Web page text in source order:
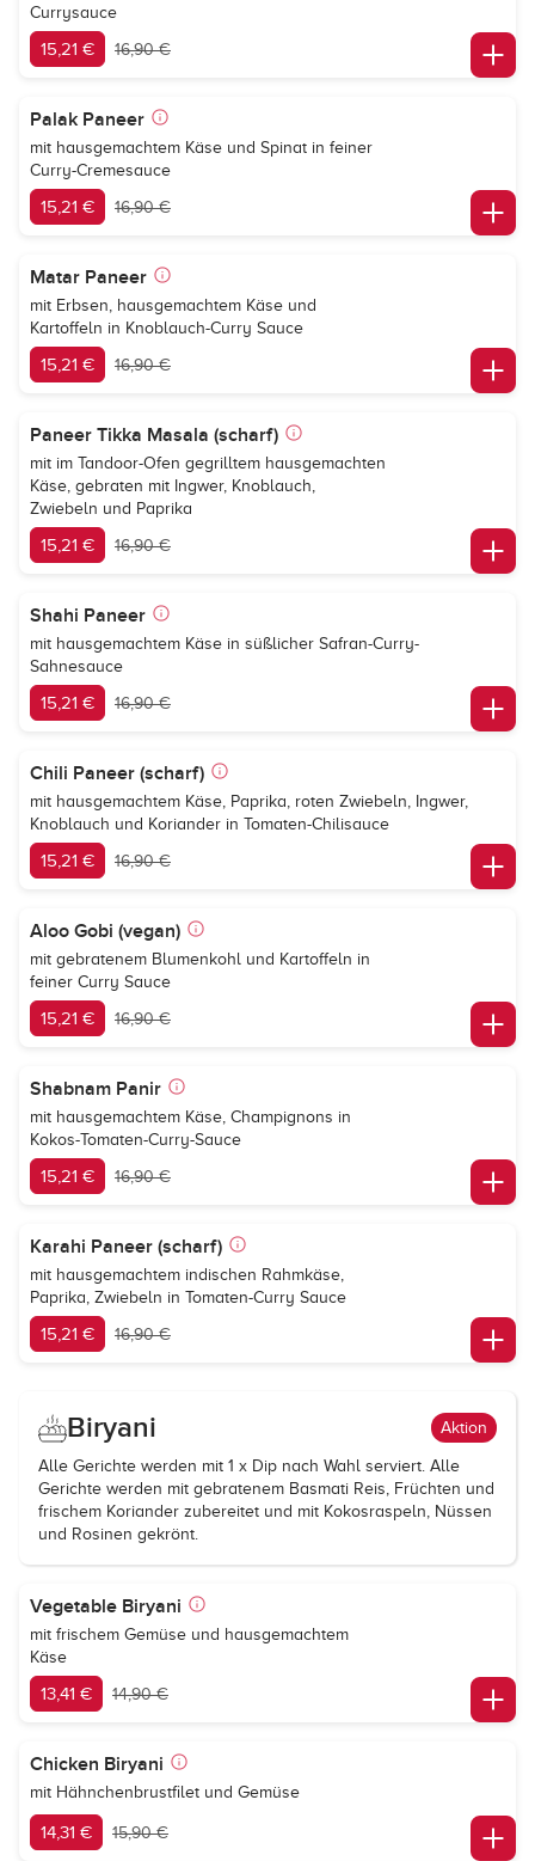
Currysauce
15,21 € 16,90 €
Palak Paneer
mit hausgemachtem Käse und Spinat in feiner
Curry-Cremesauce
15,21 € 16,90 €
Matar Paneer
mit Erbsen, hausgemachtem Käse und
Kartoffeln in Knoblauch-Curry Sauce
15,21 € 16,90 €
Paneer Tikka Masala (scharf)
mit im Tandoor-Ofen gegrilltem hausgemachten
Käse, gebraten mit Ingwer, Knoblauch,
Zwiebeln und Paprika
15,21 € 16,90 €
Shahi Paneer
mit hausgemachtem Käse in süßlicher Safran-Curry-
Sahnesauce
15,21 € 16,90 €
Chili Paneer (scharf)
mit hausgemachtem Käse, Paprika, roten Zwiebeln, Ingwer,
Knoblauch und Koriander in Tomaten-Chilisauce
15,21 € 16,90 €
Aloo Gobi (vegan)
mit gebratenem Blumenkohl und Kartoffeln in
feiner Curry Sauce
15,21 € 16,90 €
Shabnam Panir
mit hausgemachtem Käse, Champignons in
Kokos-Tomaten-Curry-Sauce
15,21 € 16,90 €
Karahi Paneer (scharf)
mit hausgemachtem indischen Rahmkäse,
Paprika, Zwiebeln in Tomaten-Curry Sauce
15,21 € 16,90 €
Biryani Aktion
Alle Gerichte werden mit 1 x Dip nach Wahl serviert. Alle
Gerichte werden mit gebratenem Basmati Reis, Früchten und
frischem Koriander zubereitet und mit Kokosraspeln, Nüssen
und Rosinen gekrönt.
Vegetable Biryani
mit frischem Gemüse und hausgemachtem
Käse
13,41 € 14,90 €
Chicken Biryani
mit Hähnchenbrustfilet und Gemüse
14,31 € 15,90 €